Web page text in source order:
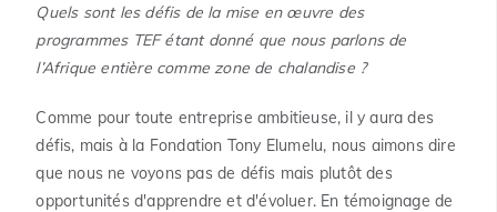
Quels sont les défis de la mise en œuvre des
programmes TEF étant donné que nous parlons de
l’Afrique entière comme zone de chalandise ?
Comme pour toute entreprise ambitieuse, il y aura des
défis, mais à la Fondation Tony Elumelu, nous aimons dire
que nous ne voyons pas de défis mais plutôt des
opportunités d'apprendre et d'évoluer. En témoignage de